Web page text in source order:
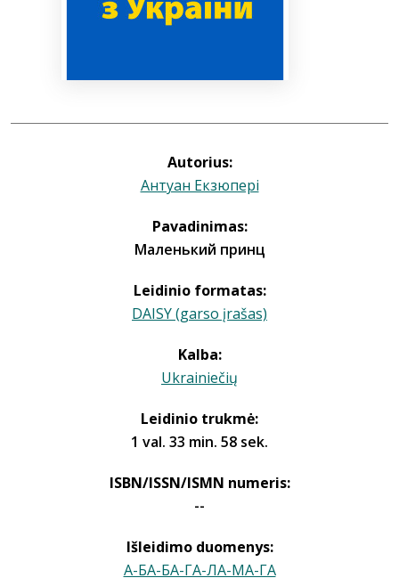
Autorius:
Антуан Екзюпері
Pavadinimas:
Маленький принц
Leidinio formatas:
DAISY (garso įrašas)
Kalba:
Ukrainiečių
Leidinio trukmė:
1 val. 33 min. 58 sek.
ISBN/ISSN/ISMN numeris:
--
Išleidimo duomenys:
А-БА-БА-ГА-ЛА-МА-ГА